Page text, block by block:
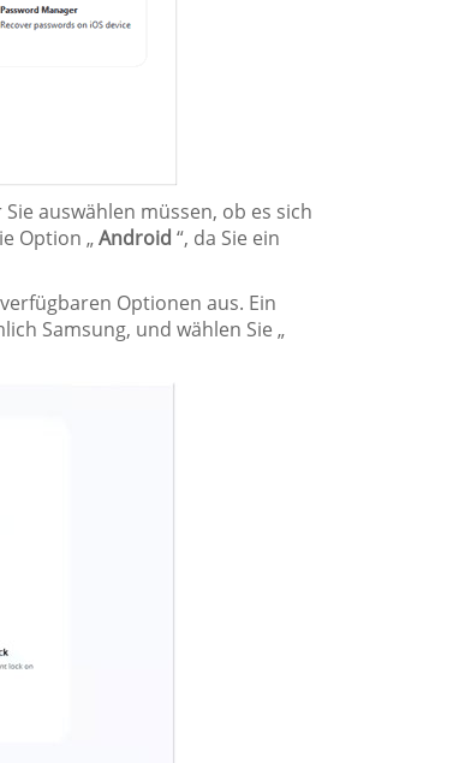
auswählen müssen, ob es sich
Option „Android “, da Sie ein
Optionen aus. Ein
Samsung, und wählen Sie „